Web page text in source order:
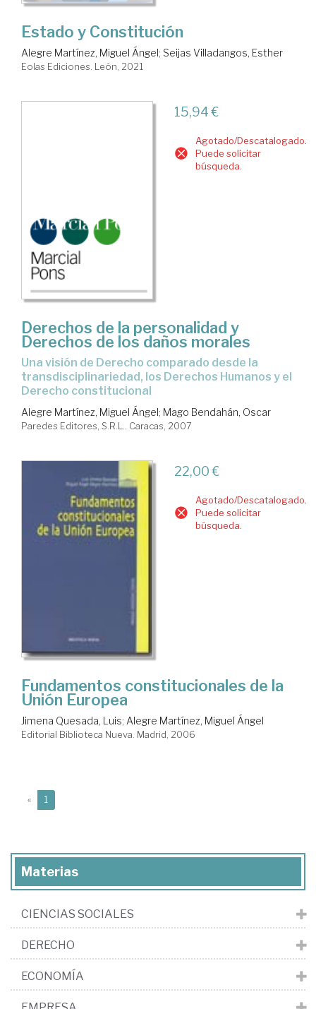
Estado y Constitución
Alegre Martínez, Miguel Ángel; Seijas Villadangos, Esther
Eolas Ediciones. León, 2021
15,94 €
Agotado/Descatalogado.
Puede solicitar
búsqueda.
Derechos de la personalidad y
Derechos de los daños morales
una visión de Derecho comparado desde la
transdisciplinariedad, los Derechos Humanos y el
Derecho constitucional
Alegre Martínez, Miguel Ángel; Mago Bendahán, Oscar
Paredes Editores, S.R.L.. Caracas, 2007
22,00 €
Agotado/Descatalogado.
Puede solicitar
búsqueda.
Fundamentos constitucionales de la
Unión Europea
Jimena Quesada, Luis; Alegre Martínez, Miguel Ángel
Editorial Biblioteca Nueva. Madrid, 2006
« 1
Materias
CIENCIAS SOCIALES
DERECHO
ECONOMÍA